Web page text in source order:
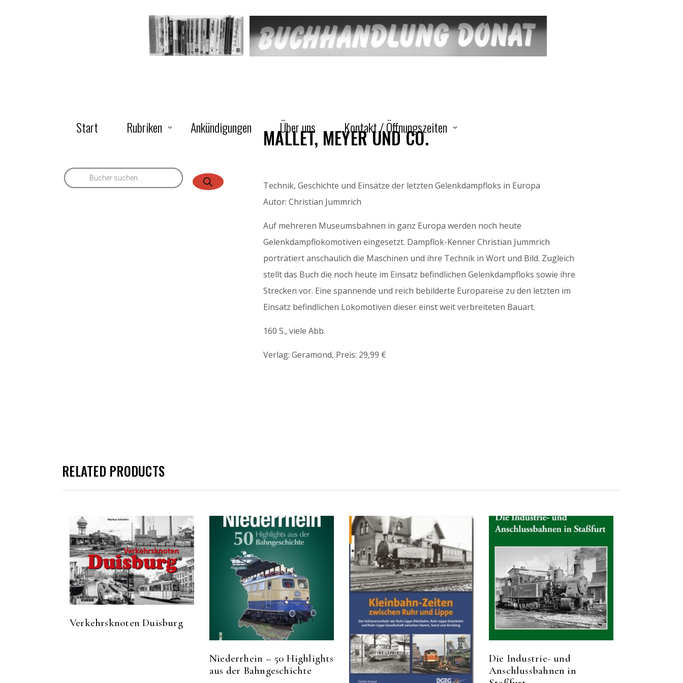
Start Rubriken Ankündigungen Über uns Kontakt / Öffnungszeiten
Products
search
MALLET, MEYER UND CO.
Technik, Geschichte und Einsätze der letzten Gelenkdampfloks in Europa
Autor: Christian Jummrich
Auf mehreren Museumsbahnen in ganz Europa werden noch heute
Gelenkdampflokomotiven eingesetzt. Dampflok-Kenner Christian Jummrich
porträtiert anschaulich die Maschinen und ihre Technik in Wort und Bild. Zugleich
stellt das Buch die noch heute im Einsatz befindlichen Gelenkdampfloks sowie ihre
Strecken vor. Eine spannende und reich bebilderte Europareise zu den letzten im
Einsatz befindlichen Lokomotiven dieser einst weit verbreiteten Bauart.
160 S., viele Abb.
Verlag: Geramond, Preis: 29,99 €
RELATED PRODUCTS
Verkehrsknoten Duisburg
Niederrhein – 50 Highlights
aus der Bahngeschichte
Die Industrie- und
Anschlussbahnen in